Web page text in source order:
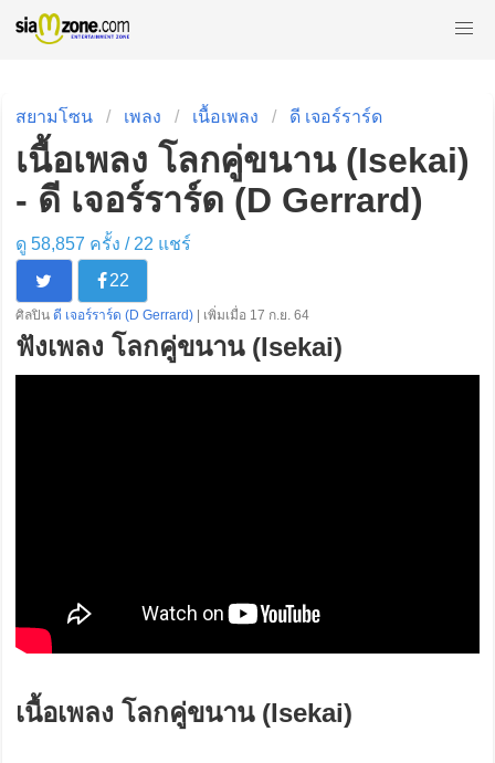
สยามโซน เพลง เนื้อเพลง ดี เจอร์ราร์ด
เนื้อเพลง โลกคู่ขนาน (Isekai)
- ดี เจอร์ราร์ด (D Gerrard)
ดู 58,857 ครั้ง / 22 แชร์
22
ศิลปิน ดี เจอร์ราร์ด (D Gerrard) | เพิ่มเมื่อ 17 ก.ย. 64
ฟังเพลง โลกคู่ขนาน (Isekai)
เนื้อเพลง โลกคู่ขนาน (Isekai)